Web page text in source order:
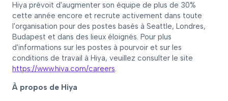
Hiya prévoit d'augmenter son équipe de plus de 30%
cette année encore et recrute activement dans toute
l'organisation pour des postes basés à Seattle, Londres,
Budapest et dans des lieux éloignés. Pour plus
d'informations sur les postes à pourvoir et sur les
conditions de travail à Hiya, veuillez consulter le site
https://www.hiya.com/careers.
À propos de Hiya